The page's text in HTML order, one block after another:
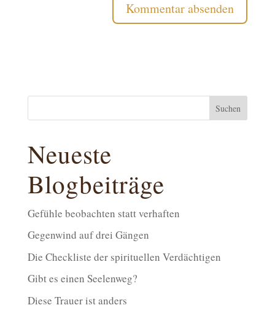
Suchen
Neueste
Blogbeiträge
Gefühle beobachten statt verhaften
Gegenwind auf drei Gängen
Die Checkliste der spirituellen Verdächtigen
Gibt es einen Seelenweg?
Diese Trauer ist anders